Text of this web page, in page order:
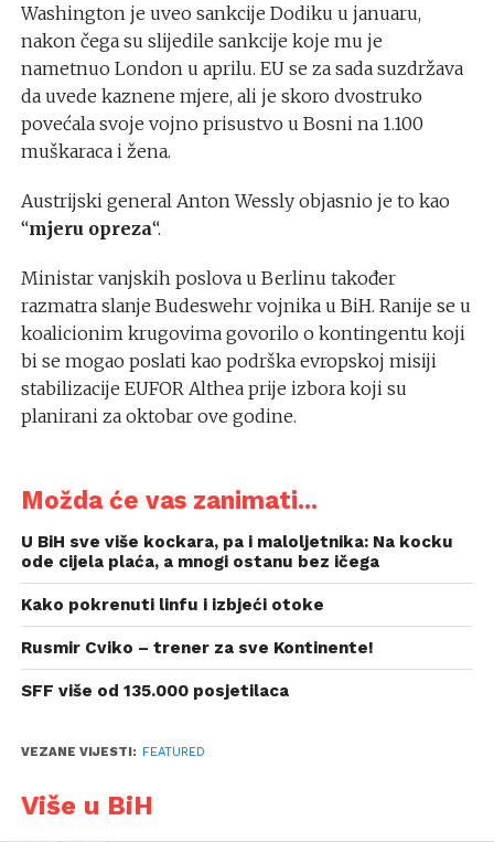
Washington je uveo sankcije Dodiku u januaru,
nakon čega su slijedile sankcije koje mu je
nametnuo London u aprilu. EU se za sada suzdržava
da uvede kaznene mjere, ali je skoro dvostruko
povećala svoje vojno prisustvo u Bosni na 1.100
muškaraca i žena.
Austrijski general Anton Wessly objasnio je to kao
“mjeru opreza“.
Ministar vanjskih poslova u Berlinu također
razmatra slanje Budeswehr vojnika u BiH. Ranije se u
koalicionim krugovima govorilo o kontingentu koji
bi se mogao poslati kao podrška evropskoj misiji
stabilizacije EUFOR Althea prije izbora koji su
planirani za oktobar ove godine.
Možda će vas zanimati...
U BiH sve više kockara, pa i maloljetnika: Na kocku
ode cijela plaća, a mnogi ostanu bez ičega
Kako pokrenuti linfu i izbjeći otoke
Rusmir Cviko – trener za sve Kontinente!
SFF više od 135.000 posjetilaca
VEZANE VIJESTI: FEATURED
Više u BiH